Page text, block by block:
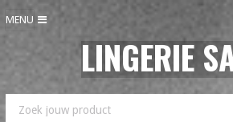
MENU
LINGERIE